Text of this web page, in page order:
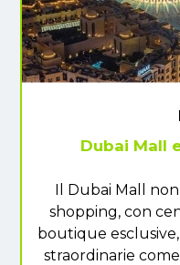
Dubai Mall
Il Dubai Mall
shopping, con
boutique
straordinarie